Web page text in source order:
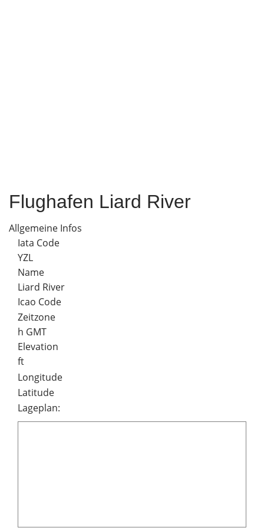
Flughafen Liard River
Allgemeine Infos
Iata Code
YZL
Name
Liard River
Icao Code
Zeitzone
h GMT
Elevation
ft
Longitude
Latitude
Lageplan: